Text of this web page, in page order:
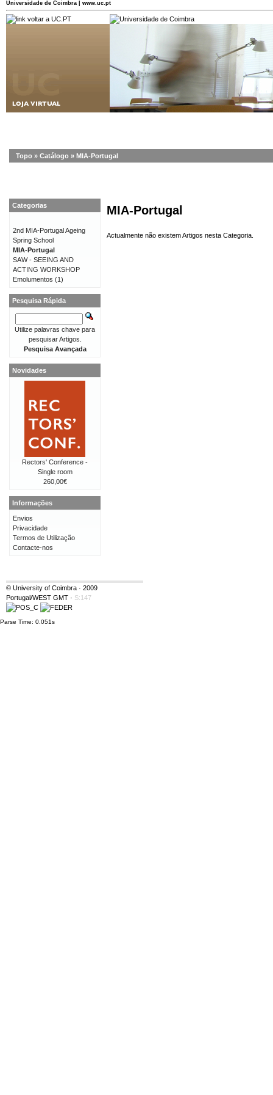
Universidade de Coimbra | www.uc.pt
Topo » Catálogo » MIA-Portugal
MIA-Portugal
Actualmente não existem Artigos nesta Categoria.
Categorias
2nd MIA-Portugal Ageing
Spring School
MIA-Portugal
SAW - SEEING AND
ACTING WORKSHOP
Emolumentos (1)
Pesquisa Rápida
Utilize palavras chave para
pesquisar Artigos.
Pesquisa Avançada
Novidades
Rectors' Conference -
Single room
260,00€
Informações
Envios
Privacidade
Termos de Utilização
Contacte-nos
© University of Coimbra · 2009
Portugal/WEST GMT · S:147
Parse Time: 0.051s